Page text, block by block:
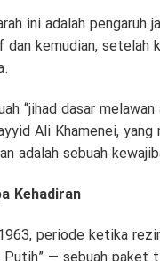
ini adalah pengaruh
kemudian, setelah
“jihad dasar melawan
Ali Khamenei, yang
adalah sebuah
Kehadiran
periode ketika